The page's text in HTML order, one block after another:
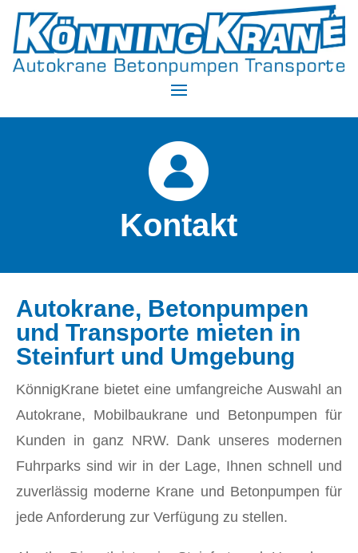
Kontakt
Autokrane, Betonpumpen
und Transporte mieten in
Steinfurt und Umgebung
KönnigKrane bietet eine umfangreiche Auswahl an
Autokrane, Mobilbaukrane und Betonpumpen für
Kunden in ganz NRW. Dank unseres modernen
Fuhrparks sind wir in der Lage, Ihnen schnell und
zuverlässig moderne Krane und Betonpumpen für
jede Anforderung zur Verfügung zu stellen.